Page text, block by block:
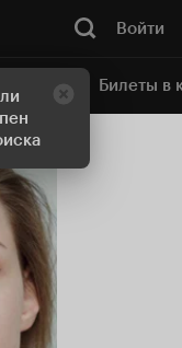
Войти
Билеты в